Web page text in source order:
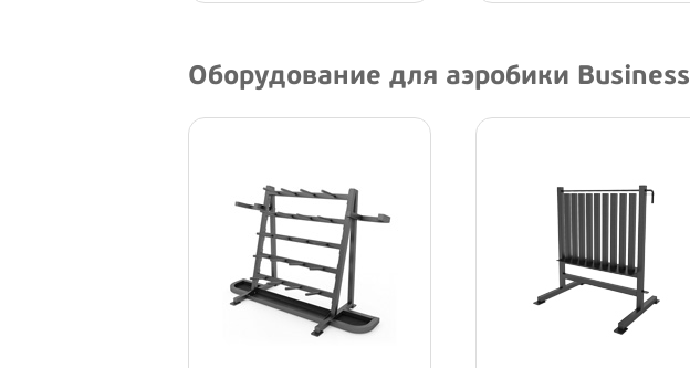
Оборудование для аэробики Business